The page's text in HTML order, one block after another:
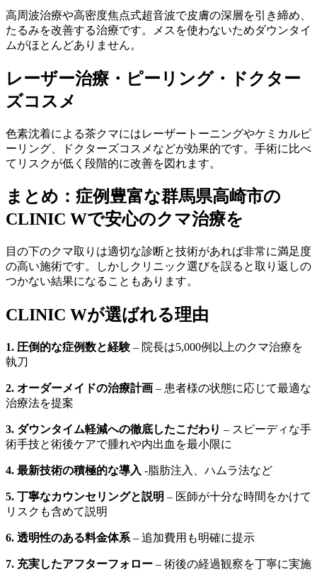
高周波治療や高密度焦点式超音波で皮膚の深層を引き締め、
たるみを改善する治療です。メスを使わないためダウンタイ
ムがほとんどありません。
レーザー治療・ピーリング・ドクター
ズコスメ
色素沈着による茶クマにはレーザートーニングやケミカルピ
ーリング、ドクターズコスメなどが効果的です。手術に比べ
てリスクが低く段階的に改善を図れます。
まとめ：症例豊富な群馬県高崎市の
CLINIC Wで安心のクマ治療を
目の下のクマ取りは適切な診断と技術があれば非常に満足度
の高い施術です。しかしクリニック選びを誤ると取り返しの
つかない結果になることもあります。
CLINIC Wが選ばれる理由
1. 圧倒的な症例数と経験– 院長は5,000例以上のクマ治療を
執刀
2. オーダーメイドの治療計画 – 患者様の状態に応じて最適な
治療法を提案
3. ダウンタイム軽減への徹底したこだわり – スピーディな手
術手技と術後ケアで腫れや内出血を最小限に
4. 最新技術の積極的な導入 -脂肪注入、ハムラ法など
5. 丁寧なカウンセリングと説明 – 医師が十分な時間をかけて
リスクも含めて説明
6. 透明性のある料金体系 – 追加費用も明確に提示
7. 充実したアフターフォロー – 術後の経過観察を丁寧に実施